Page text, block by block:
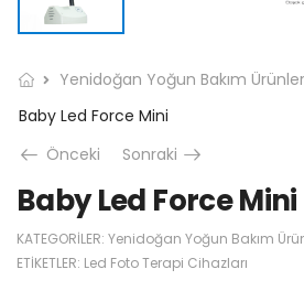
Yenidoğan Yoğun Bakım
Baby Led Force Mini
Önceki
Sonraki
Baby Led Force Mini
KATEGORILER: Yenidoğan Yoğun Bakım
ETIKETLER: Led Foto Terapi Cihazları